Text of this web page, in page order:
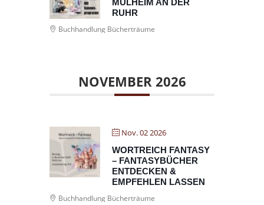
MÜLHEIM AN DER
RUHR
Buchhandlung Bücherträume
NOVEMBER 2026
Nov. 02 2026
WORTREICH FANTASY
– FANTASYBÜCHER
ENTDECKEN &
EMPFEHLEN LASSEN
Buchhandlung Bücherträume